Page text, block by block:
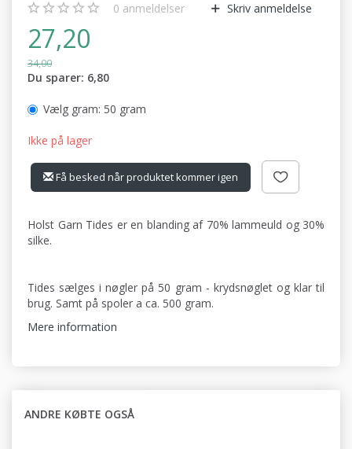
0 anmeldelser Skriv anmeldelse
27,20
34,00
Du sparer: 6,80
Vælg gram: 50 gram
Ikke på lager
Få besked når produktet kommer igen
Holst Garn Tides er en blanding af 70% lammeuld og 30%
silke.
Tides sælges i nøgler på 50 gram - krydsnøglet og klar til
brug. Samt på spoler a ca. 500 gram.
Mere information
ANDRE KØBTE OGSÅ